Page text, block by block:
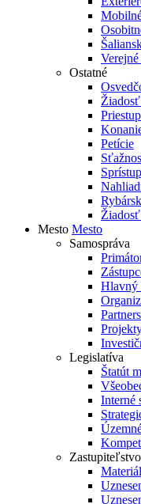
Ostatné
Petície
Žiadosť
Mesto Mesto
Samospráva
Hlavný
Legislatíva
Štatút
Interné